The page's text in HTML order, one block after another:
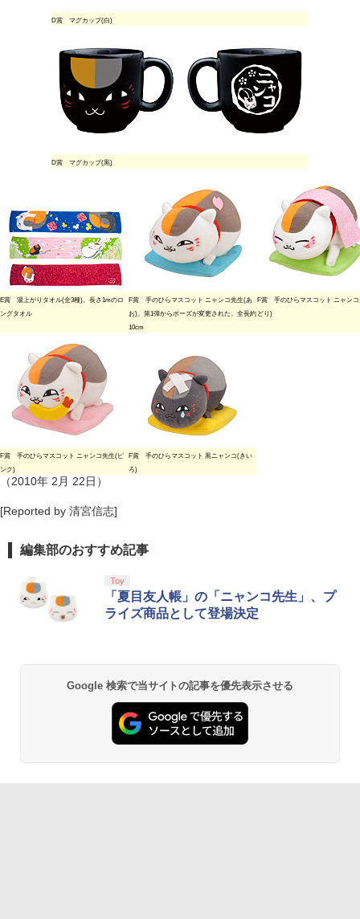
D賞 マグカップ(白)
D賞 マグカップ(黒)
E賞 湯上がりタオル(全3種)。長さ1mのロ
ングタオル
F賞 手のひらマスコット ニャンコ先生(あ
お)。第1弾からポーズが変更された。全長約
10cm
F賞 手のひらマスコット ニャンコ
どり)
F賞 手のひらマスコット ニャンコ先生(ピ
ンク)
F賞 手のひらマスコット 黒ニャンコ(きい
ろ)
（2010年 2月 22日）
[Reported by 清宮信志]
編集部のおすすめ記事
Toy
「夏目友人帳」の「ニャンコ先生」、プ
ライズ商品として登場決定
Google 検索で当サイトの記事を優先表示させる